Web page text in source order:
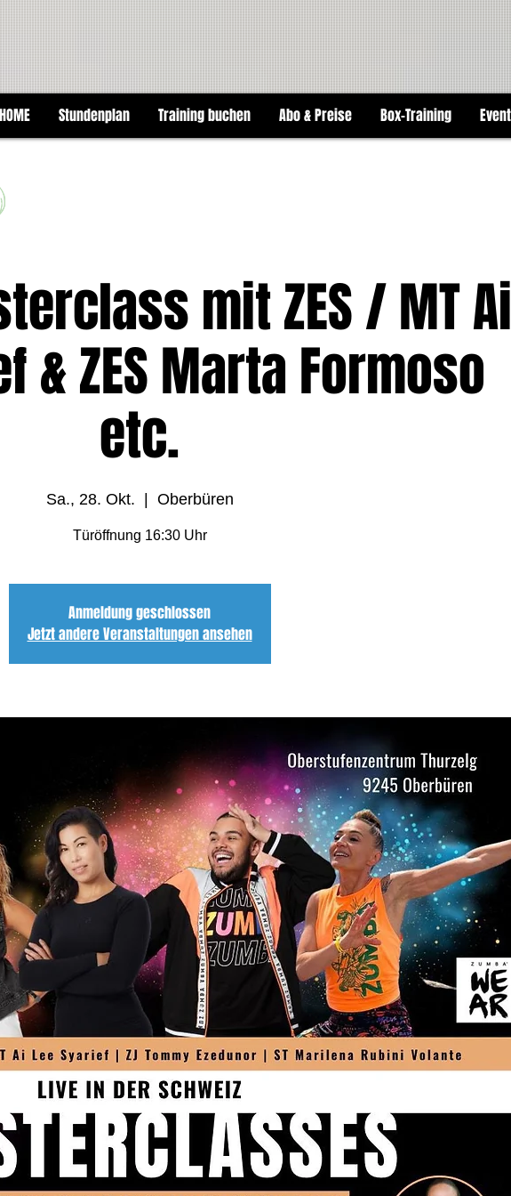
HOME Stundenplan Training buchen Abo & Preise Box-Training
mit ZES / MT Ai
& ZES Marta Formoso
etc.
Sa., 28. Okt. Oberbüren
Türöffnung 16:30 Uhr
Anmeldung geschlossen
Jetzt andere Veranstaltungen ansehen